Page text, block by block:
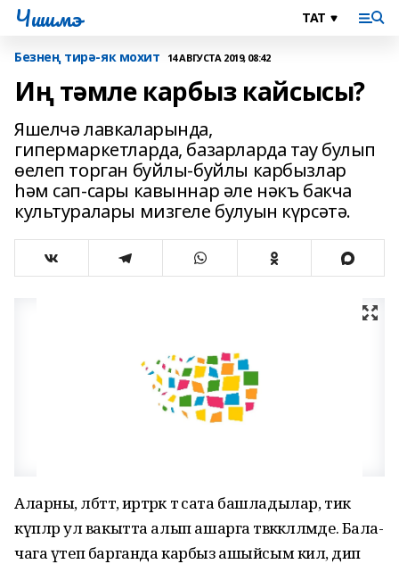
Чишмэ
Безнең тирә-як мохит 14 АВГУСТА 2019, 08:42
Иң тәмле карбыз кайсысы?
Яшелчә лавкаларында,
гипермаркетларда, базарларда тау булып
өелеп торган буйлы-буйлы карбызлар
һәм сап-сары кавыннар әле нәкъ бакча
культуралары мизгеле булуын күрсәтә.
Аларны, әлбәттә, иртәрәк тә сата башладылар, тик
күпләр ул вакытта алып ашарга тәвәккәлләмәде. Бала-
чага үтеп барганда карбыз ашыйсым килә, дип